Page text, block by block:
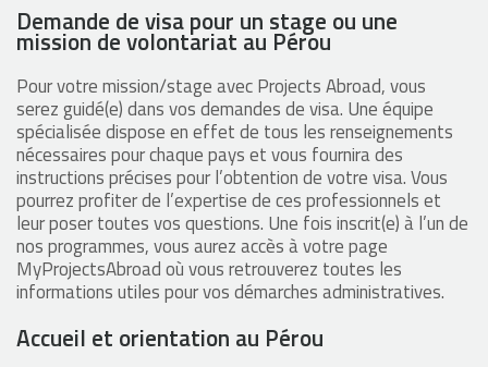
Demande de visa pour un stage ou une
mission de volontariat au Pérou
Pour votre mission/stage avec Projects Abroad, vous
serez guidé(e) dans vos demandes de visa. Une équipe
spécialisée dispose en effet de tous les renseignements
nécessaires pour chaque pays et vous fournira des
instructions précises pour l’obtention de votre visa. Vous
pourrez profiter de l’expertise de ces professionnels et
leur poser toutes vos questions. Une fois inscrit(e) à l’un de
nos programmes, vous aurez accès à votre page
MyProjectsAbroad où vous retrouverez toutes les
informations utiles pour vos démarches administratives.
Accueil et orientation au Pérou